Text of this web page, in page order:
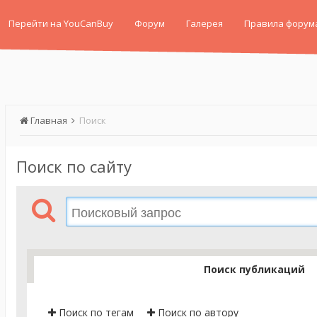
Перейти на YouCanBuy Форум Галерея Правила
Главная Поиск
Поиск по сайту
Поиск публикаций
Поиск по тегам Поиск по автору